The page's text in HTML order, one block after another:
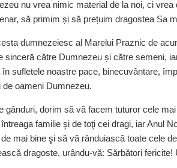
nu vrea nimic material de la noi, ci
să primim și să prețuim dragostea Sa
dumnezeiesc al Marelui Praznic de
sinceră către Dumnezeu și către semeni,
în sufletele noastre pace, binecuvântare,
de oameni Dumnezeu.
gânduri, dorim să vă facem tuturor cele
familie şi de toţi cei dragi, iar Anul
mai bine şi să vă rânduiască toate cele
dragoste, urându-vă: Sărbători